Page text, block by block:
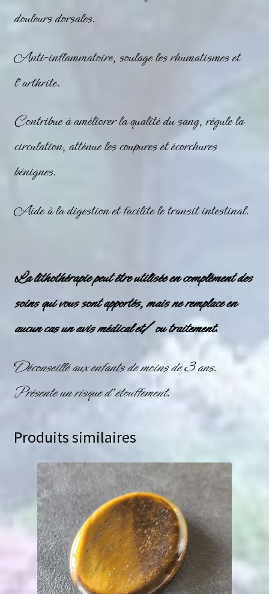
douleurs dorsales.
Anti-inflammatoire, soulage les rhumatismes et
l’arthrite.
Contribue à améliorer la qualité du sang, régule la
circulation, atténue les coupures et écorchures
bénignes.
Aide à la digestion et facilite le transit intestinal.
La lithothérapie peut être utilisée en complément des
soins qui vous sont apportés, mais ne remplace en
aucun cas un avis médical et/ ou traitement.
Déconseillé aux enfants de moins de 3 ans.
Présente un risque d’étouffement.
Produits similaires